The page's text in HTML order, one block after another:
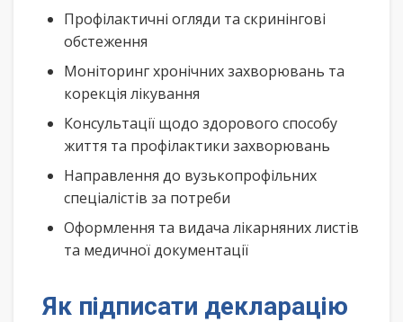
Профілактичні огляди та скринінгові
обстеження
Моніторинг хронічних захворювань та
корекція лікування
Консультації щодо здорового способу
життя та профілактики захворювань
Направлення до вузькопрофільних
спеціалістів за потреби
Оформлення та видача лікарняних листів
та медичної документації
Як підписати декларацію